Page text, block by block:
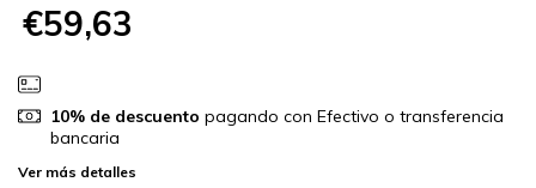
€59,63
10% de descuento pagando con Efectivo o transferencia
bancaria
Ver más detalles